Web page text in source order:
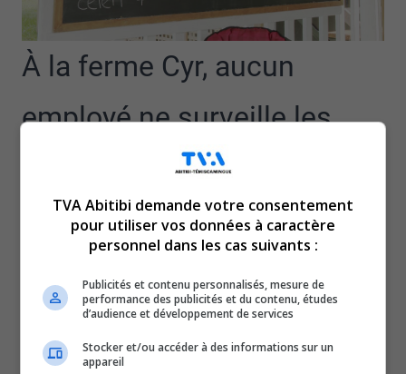
À la ferme Cyr, aucun
employé ne surveille les
légumes à vendre et les
paiements.
Depuis trois ans, les propriétaires, David Cyr et Marie-Ève
Goulet-Tessier, vivent les retombées positives du libre-
service.
qu’il fait encore clair.
TVA Abitibi demande votre consentement
pour utiliser vos données à caractère
personnel dans les cas suivants :
Publicités et contenu personnalisés, mesure de
performance des publicités et du contenu, études
d’audience et développement de services
Stocker et/ou accéder à des informations sur un
appareil